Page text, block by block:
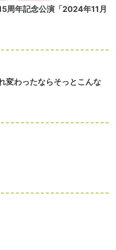
周年記念公演「2024年11月
変わったならそっとこんな